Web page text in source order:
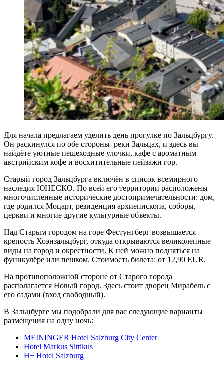
Для начала предлагаем уделить день прогулке по Зальцбургу.
Он раскинулся по обе стороны реки Зальцах, и здесь вы
найдёте уютные пешеходные улочки, кафе с ароматным
австрийским кофе и восхитительные пейзажи гор.
Старый город Зальцбурга включён в список всемирного
наследия ЮНЕСКО. По всей его территории расположены
многочисленные исторические достопримечательности: дом,
где родился Моцарт, резиденция архиепископа, соборы,
церкви и многие другие культурные объекты.
Над Старым городом на горе Фестунгберг возвышается
крепость Хоэнзальцбург, откуда открываются великолепные
виды на город и окрестности. К ней можно подняться на
фуникулёре или пешком. Стоимость билета: от 12,90 EUR.
На противоположной стороне от Старого города
располагается Новый город. Здесь стоит дворец Мирабель с
его садами (вход свободный).
В Зальцбурге мы подобрали для вас следующие варианты
размещения на одну ночь:
MEININGER Hotel Salzburg City Center
Hotel Markus Sittikus
H+ Hotel Salzburg